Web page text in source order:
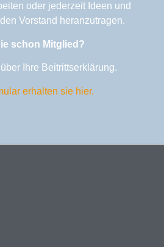
oder jederzeit Ideen und
Vorstand heranzutragen.
schon Mitglied?
Ihre Beitrittserklärung.
erhalten sie hier.